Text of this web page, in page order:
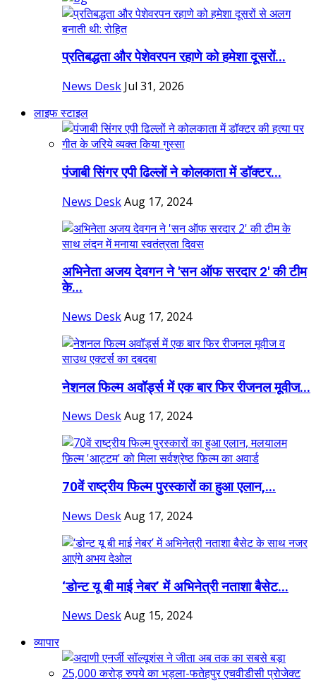
प्रतिबद्धता और पेशेवरपन रहाणे को हमेशा दूसरों...
News Desk Jul 31, 2026
लाइफ स्टाइल
पंजाबी सिंगर एपी ढिल्लों ने कोलकाता में डॉक्टर...
News DeskAug 17, 2024
अभिनेता अजय देवगन ने 'सन ऑफ सरदार 2' की टीम
के...
News DeskAug 17, 2024
नेशनल फिल्म अवॉर्ड्स में एक बार फिर रीजनल मूवीज...
News DeskAug 17, 2024
70वें राष्ट्रीय फिल्म पुरस्कारों का हुआ एलान,...
News DeskAug 17, 2024
‘डोन्ट यू बी माई नेबर’ में अभिनेत्री नताशा बैसेट...
News DeskAug 15, 2024
व्यापार